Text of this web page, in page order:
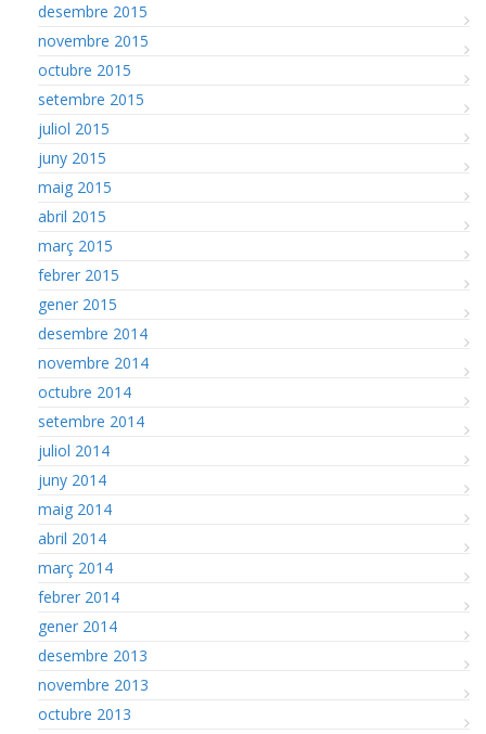
desembre 2015
novembre 2015
octubre 2015
setembre 2015
juliol 2015
juny 2015
maig 2015
abril 2015
març 2015
febrer 2015
gener 2015
desembre 2014
novembre 2014
octubre 2014
setembre 2014
juliol 2014
juny 2014
maig 2014
abril 2014
març 2014
febrer 2014
gener 2014
desembre 2013
novembre 2013
octubre 2013